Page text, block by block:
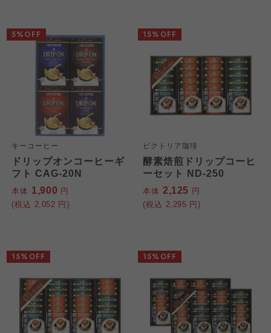
キーコーヒー
ドリップオンコーヒーギ
フト CAG-20N
本体 1,900 円
(税込 2,052 円)
5%OFF
ビクトリア珈琲
酵素焙煎ドリップコーヒ
ーセット ND-250
本体 2,125 円
(税込 2,295 円)
15%OFF
15%OFF 15%OFF